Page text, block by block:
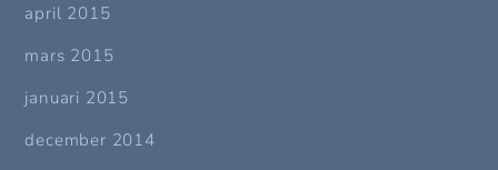
april 2015
mars 2015
januari 2015
december 2014